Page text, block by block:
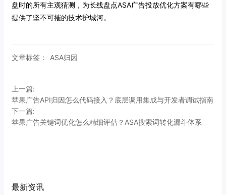
盘时的所有主观猜测，为长线盘点ASA广告投放优化方案有哪些
提供了坚不可摧的技术护城河。
文章标签： ASA归因
上一篇:
苹果广告API归因怎么代码接入？底层调用集成与开发者调试指南
下一篇:
苹果广告关键词优化怎么精细评估？ASA搜索词转化漏斗体系
最新资讯